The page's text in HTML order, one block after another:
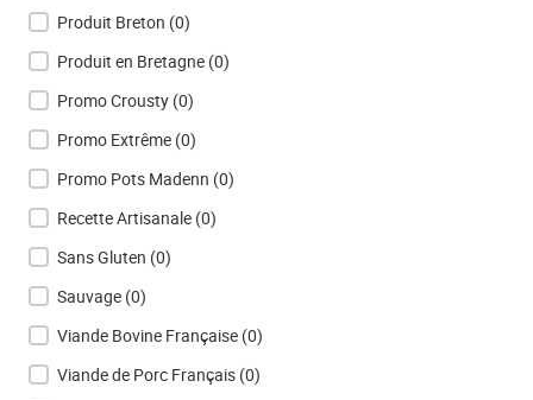
Produit Breton (0)
Produit en Bretagne (0)
Promo Crousty (0)
Promo Extrême (0)
Promo Pots Madenn (0)
Recette Artisanale (0)
Sans Gluten (0)
Sauvage (0)
Viande Bovine Française (0)
Viande de Porc Français (0)